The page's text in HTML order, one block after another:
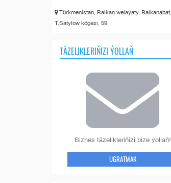
Türkmenistan, Balkan welaýaty, Balkanabat,
T.Satylow köçesi, 59
TÄZELIKLERIŇIZI ÝOLLAŇ
Biznes täzelikleriňizi bize ýollaň!
UGRATMAK